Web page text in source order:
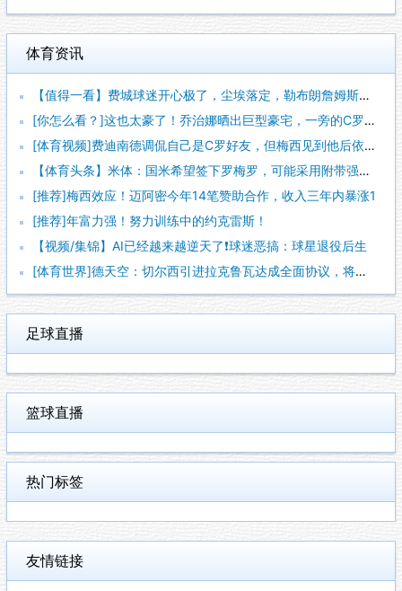
体育资讯
【值得一看】费城球迷开心极了，尘埃落定，勒布朗詹姆斯加盟费城
[你怎么看？]这也太豪了！乔治娜晒出巨型豪宅，一旁的C罗肌肉
[体育视频]费迪南德调侃自己是C罗好友，但梅西见到他后依然热
【体育头条】米体：国米希望签下罗梅罗，可能采用附带强制买断条
[推荐]梅西效应！迈阿密今年14笔赞助合作，收入三年内暴涨1
[推荐]年富力强！努力训练中的约克雷斯！
【视频/集锦】AI已经越来越逆天了❗️球迷恶搞：球星退役后生
[体育世界]德天空：切尔西引进拉克鲁瓦达成全面协议，将签约至
足球直播
篮球直播
热门标签
友情链接